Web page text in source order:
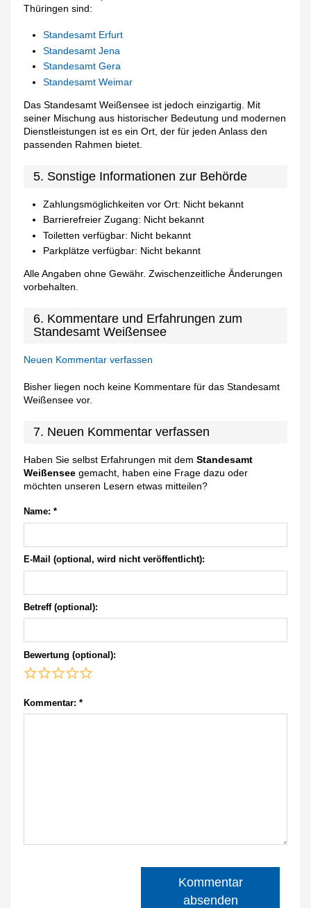
Thüringen sind:
Standesamt Erfurt
Standesamt Jena
Standesamt Gera
Standesamt Weimar
Das Standesamt Weißensee ist jedoch einzigartig. Mit
seiner Mischung aus historischer Bedeutung und modernen
Dienstleistungen ist es ein Ort, der für jeden Anlass den
passenden Rahmen bietet.
5. Sonstige Informationen zur Behörde
Zahlungsmöglichkeiten vor Ort: Nicht bekannt
Barrierefreier Zugang: Nicht bekannt
Toiletten verfügbar: Nicht bekannt
Parkplätze verfügbar: Nicht bekannt
Alle Angaben ohne Gewähr. Zwischenzeitliche Änderungen
vorbehalten.
6. Kommentare und Erfahrungen zum
Standesamt Weißensee
Neuen Kommentar verfassen
Bisher liegen noch keine Kommentare für das Standesamt
Weißensee vor.
7. Neuen Kommentar verfassen
Haben Sie selbst Erfahrungen mit demStandesamt
Weißensee gemacht, haben eine Frage dazu oder
möchten unseren Lesern etwas mitteilen?
Name: *
E-Mail (optional, wird nicht veröffentlicht):
Betreff (optional):
Bewertung (optional):
Kommentar: *
Kommentar
absenden